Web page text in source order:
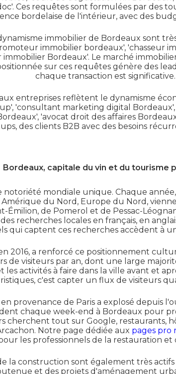
Ces requêtes sont formulées par des
bordelaise de l'intérieur, avec des
immobilier de Bordeaux sont
immobilier bordeaux', 'chasseur
Bordeaux'. Le marché
sur ces requêtes génère des
chaque transaction est significative.
entreprises reflètent le dynamisme
'consultant marketing digital
'avocat droit des affaires
des clients B2B avec des besoins
Bordeaux, capitale du vin et du tourisme
mondiale unique. Chaque
du Nord, Europe du Nord,
Émilion, de Pomerol et de Pessac-
recherches locales en français, en
qui captent ces recherches accèdent à
2016, a renforcé ce positionnement
de visiteurs par an, dont une large
les activités à faire dans la ville avant et
c'est capter un flux de visiteurs
provenance de Paris a explosé depuis
chaque week-end à Bordeaux pour
cherchent tout sur Google, restaurants,
Notre page dédiée aux pages pro
les professionnels de la restauration
la construction sont également très
et des projets d'aménagement